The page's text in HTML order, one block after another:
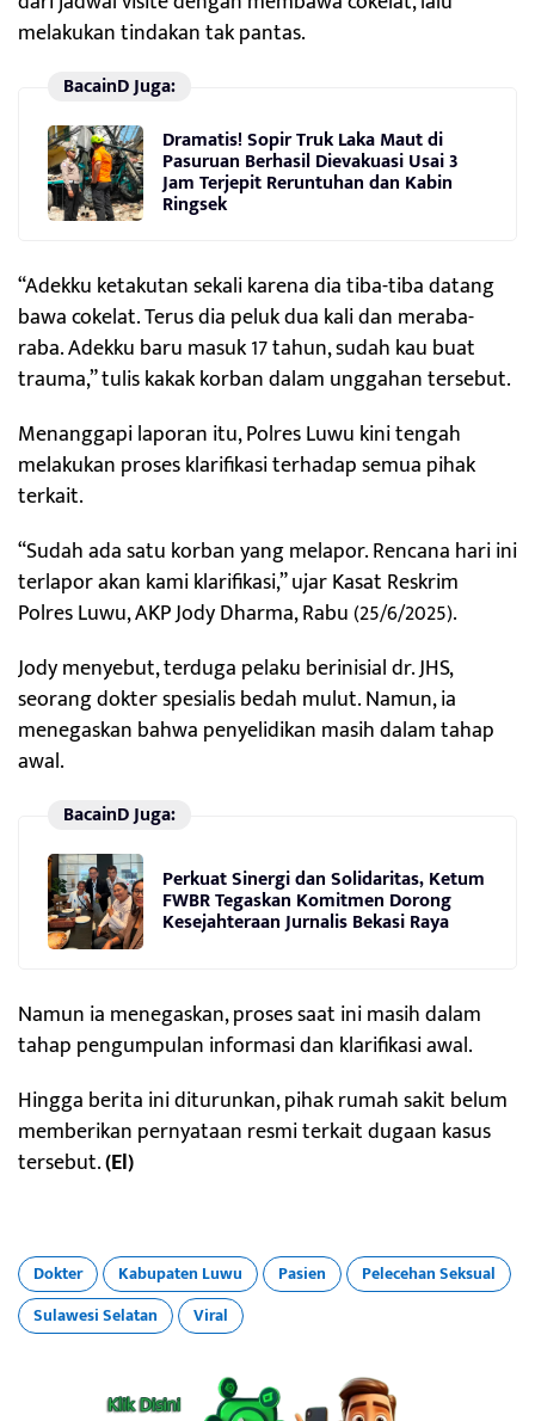
melakukan tindakan tak pantas.
BacainD Juga:
Dramatis! Sopir Truk Laka Maut di
Pasuruan Berhasil Dievakuasi Usai 3
Jam Terjepit Reruntuhan dan Kabin
Ringsek
“Adekku ketakutan sekali karena dia tiba-tiba datang
bawa cokelat. Terus dia peluk dua kali dan meraba-
raba. Adekku baru masuk 17 tahun, sudah kau buat
trauma,” tulis kakak korban dalam unggahan tersebut.
Menanggapi laporan itu, Polres Luwu kini tengah
melakukan proses klarifikasi terhadap semua pihak
terkait.
“Sudah ada satu korban yang melapor. Rencana hari ini
terlapor akan kami klarifikasi,” ujar Kasat Reskrim
Polres Luwu, AKP Jody Dharma, Rabu (25/6/2025).
Jody menyebut, terduga pelaku berinisial dr. JHS,
seorang dokter spesialis bedah mulut. Namun, ia
menegaskan bahwa penyelidikan masih dalam tahap
awal.
BacainD Juga:
Perkuat Sinergi dan Solidaritas, Ketum
FWBR Tegaskan Komitmen Dorong
Kesejahteraan Jurnalis Bekasi Raya
Namun ia menegaskan, proses saat ini masih dalam
tahap pengumpulan informasi dan klarifikasi awal.
Hingga berita ini diturunkan, pihak rumah sakit belum
memberikan pernyataan resmi terkait dugaan kasus
tersebut.(El)
Dokter Kabupaten Luwu Pasien
Pelecehan Seksual
Sulawesi Selatan
Viral